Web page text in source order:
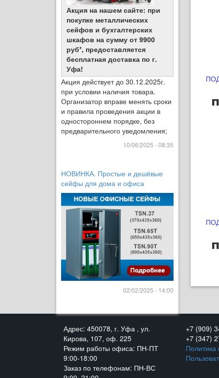
Акция на нашем сайте: при
покупке металлических
сейфов и бухгалтерских
шкафов на сумму от 9900
руб*, предоставляется
бесплатная доставка по г.
Уфа!
Акция действует до 30.12.2025г.
при условии наличия товара.
Организатор вправе менять сроки
и правила проведения акции в
одностороннем порядке, без
предварительного уведомления;
10/06/2025 - 08:35
НОВИНКА. Простые и дешёвые
сейфы для дома и офиса
02/02/2025 - 14:00
Адрес: 450078, г. Уфа , ул.
Кирова, 107, оф. 225
Режим работы офиса: ПН-ПТ
9:00-18:00
Заказ по телефонам: ПН-ВС
+7 (909)
+7 (347)